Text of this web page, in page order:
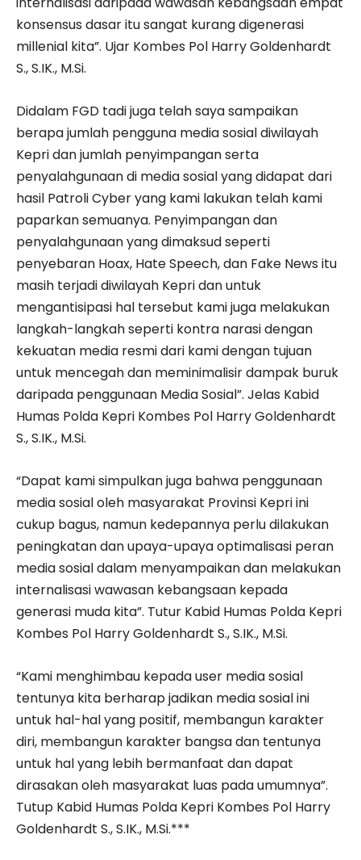
konsensus dasar itu sangat kurang digenerasi
millenial kita”. Ujar Kombes Pol Harry Goldenhardt
S., S.IK., M.Si.
Didalam FGD tadi juga telah saya sampaikan
berapa jumlah pengguna media sosial diwilayah
Kepri dan jumlah penyimpangan serta
penyalahgunaan di media sosial yang didapat dari
hasil Patroli Cyber yang kami lakukan telah kami
paparkan semuanya. Penyimpangan dan
penyalahgunaan yang dimaksud seperti
penyebaran Hoax, Hate Speech, dan Fake News itu
masih terjadi diwilayah Kepri dan untuk
mengantisipasi hal tersebut kami juga melakukan
langkah-langkah seperti kontra narasi dengan
kekuatan media resmi dari kami dengan tujuan
untuk mencegah dan meminimalisir dampak buruk
daripada penggunaan Media Sosial”. Jelas Kabid
Humas Polda Kepri Kombes Pol Harry Goldenhardt
S., S.IK., M.Si.
“Dapat kami simpulkan juga bahwa penggunaan
media sosial oleh masyarakat Provinsi Kepri ini
cukup bagus, namun kedepannya perlu dilakukan
peningkatan dan upaya-upaya optimalisasi peran
media sosial dalam menyampaikan dan melakukan
internalisasi wawasan kebangsaan kepada
generasi muda kita”. Tutur Kabid Humas Polda Kepri
Kombes Pol Harry Goldenhardt S., S.IK., M.Si.
“Kami menghimbau kepada user media sosial
tentunya kita berharap jadikan media sosial ini
untuk hal-hal yang positif, membangun karakter
diri, membangun karakter bangsa dan tentunya
untuk hal yang lebih bermanfaat dan dapat
dirasakan oleh masyarakat luas pada umumnya”.
Tutup Kabid Humas Polda Kepri Kombes Pol Harry
Goldenhardt S., S.IK., M.Si.***